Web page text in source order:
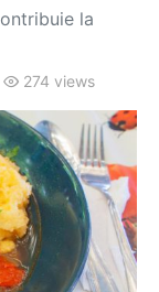
la
274 views